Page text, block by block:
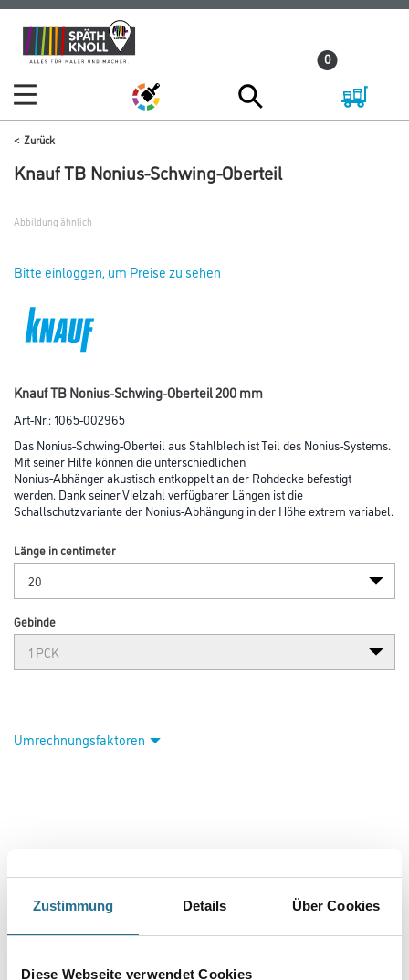
Zustimmung Details Über Cookies
Diese Webseite verwendet Cookies
Zum
Inhalt
Zum
Navigationsmenü
0
Zurück
Knauf TB Nonius-Schwing-Oberteil
Abbildung ähnlich
Bitte einloggen, um Preise zu sehen
Knauf TB Nonius-Schwing-Oberteil 200 mm
Art-Nr.:1065-002965
Das Nonius-Schwing-Oberteil aus Stahlblech ist Teil des Nonius-Systems.
Mit seiner Hilfe können die unterschiedlichen
Nonius-Abhänger akustisch entkoppelt an der Rohdecke befestigt
werden. Dank seiner Vielzahl verfügbarer Längen ist die
Schallschutzvariante der Nonius-Abhängung in der Höhe extrem variabel.
Länge in centimeter
Gebinde
Umrechnungsfaktoren
PRODUKTEIGENSCHAFTEN